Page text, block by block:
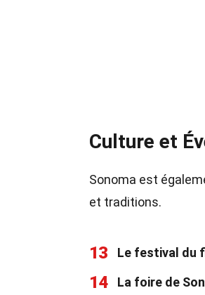
Culture et
Sonoma est
et traditions.
13 Le festival du
14 La foire de